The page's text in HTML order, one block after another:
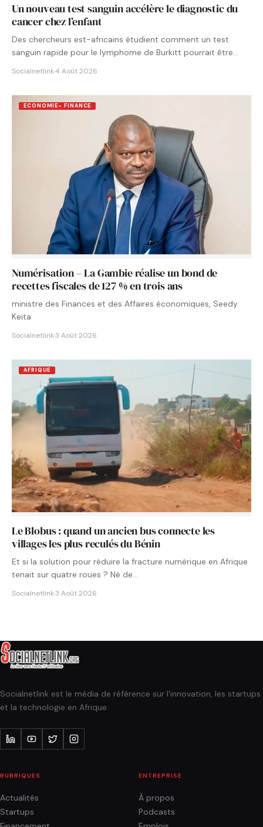
Un nouveau test sanguin accélère le diagnostic du
cancer chez l’enfant
Des chercheurs est-africains étudient comment un test
sanguin rapide pour le lymphome de Burkitt pourrait être
Socialnetlink·4 Août 2026
ECONOMIE- FINANCE
Numérisation – La Gambie réalise un bond de
recettes fiscales de 127 % en trois ans
ministre des Finances et des Affaires économiques, Seedy
Keita
Socialnetlink·3 Août 2026
AFRIQUE
Le Blobus : quand un ancien bus connecte les
villages les plus reculés du Bénin
Et si la solution pour réduire la fracture numérique en Afrique
tenait sur quatre roues ? Né de…
Socialnetlink·3 Août 2026
Socialnetlink est le média de référence sur l'innovation, les startups
et la technologie en Afrique.
RUBRIQUES
Actualités
Startups
ENTREPRISE
À propos
Podcasts